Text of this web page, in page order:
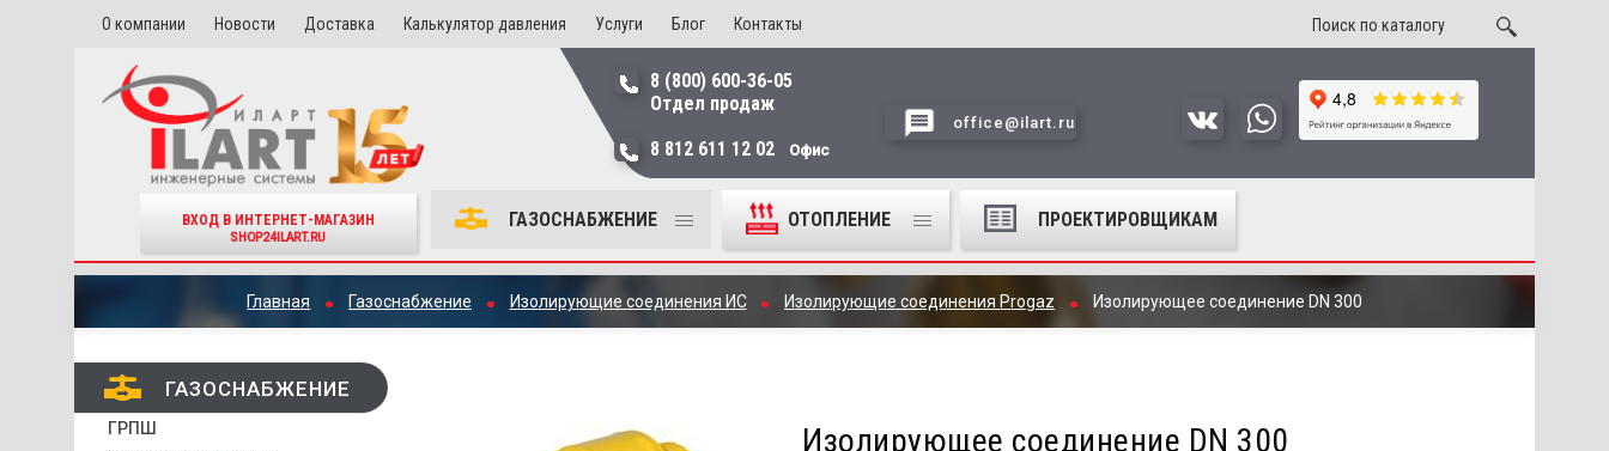
О компании Новости Доставка Калькулятор давления Услуги Блог Контакты
ВХОД В ИНТЕРНЕТ-МАГАЗИН
SHOP24ILART.RU
8 (800) 600-36-05
Отдел продаж
8 812 611 12 02
Офис
office@ilart.ru
ГАЗОСНАБЖЕНИЕ ОТОПЛЕНИЕ ПРОЕКТИРОВЩИКАМ
Главная Газоснабжение Изолирующие соединения ИС Изолирующие соединения Progaz Изолирующее соединение DN 300
ГАЗОСНАБЖЕНИЕ
ГРПШ
Изолирующее соединение DN 300